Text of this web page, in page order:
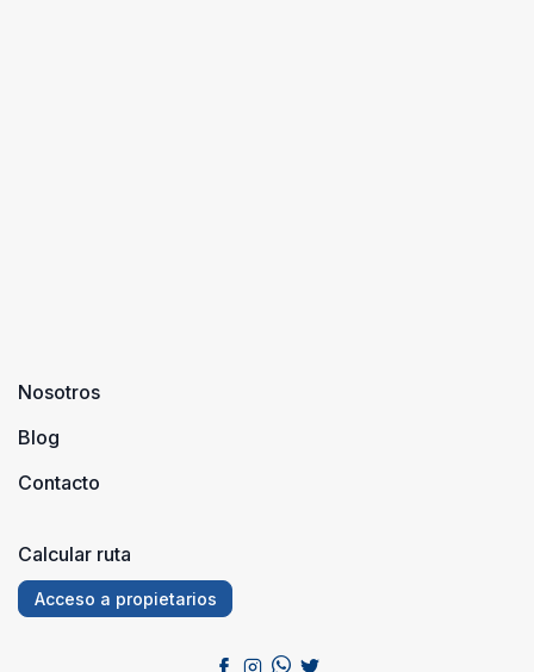
Nosotros
Blog
Contacto
Calcular ruta
Acceso a propietarios